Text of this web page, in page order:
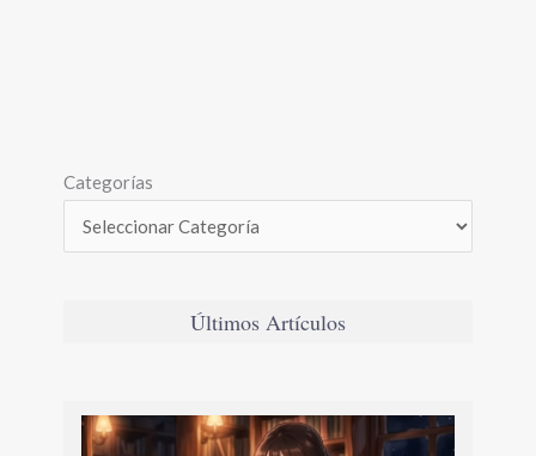
Categorías
Últimos Artículos